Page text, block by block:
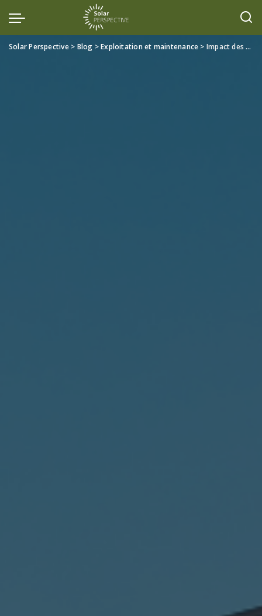
Solar Perspective> Blog >Exploitation et maintenance > Impact des conditions climatiques sur la performance des panneaux solaires